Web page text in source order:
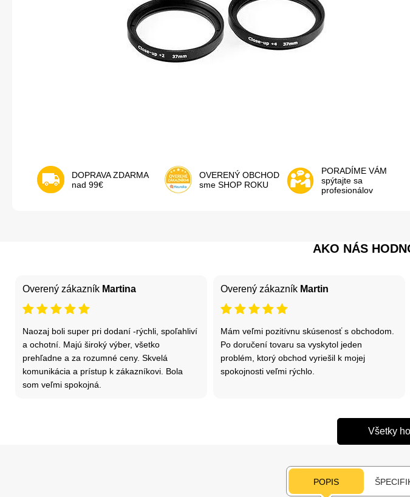
DOPRAVA ZDARMA
nad 99€
OVERENÝ OBCHOD
sme SHOP ROKU
PORADÍME VÁM
spýtajte sa
profesionálov
AKO NÁS
Overený zákazník Martina
Naozaj boli super pri dodaní -rýchli, spoľahliví
a ochotní. Majú široký výber, všetko
prehľadne a za rozumné ceny. Skvelá
komunikácia a prístup k zákazníkovi. Bola
som veľmi spokojná.
Overený zákazník Martin
Mám veľmi pozitívnu skúsenosť s obchodom.
Po doručení tovaru sa vyskytol jeden
problém, ktorý obchod vyriešil k mojej
spokojnosti veľmi rýchlo.
Všetky
POPIS